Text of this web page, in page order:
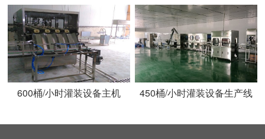
600桶/小时灌装设备主机 450桶/小时灌装设备生产线